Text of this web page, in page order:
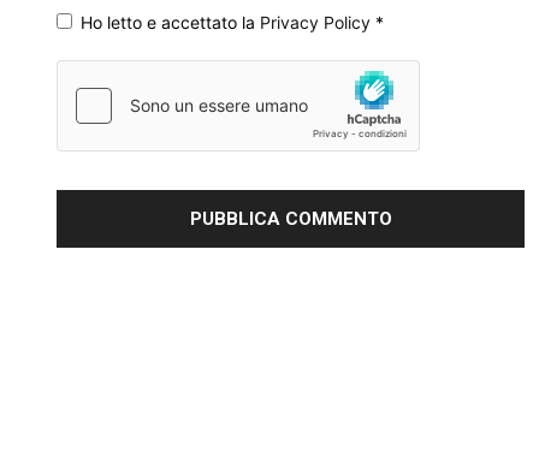
Ho letto e accettato la Privacy Policy *